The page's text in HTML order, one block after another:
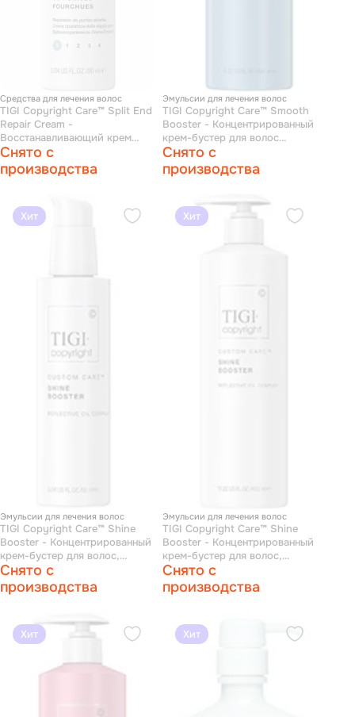
Средства для лечения волос
TIGI Copyright Care™ Split End
Repair Cream -
Восстанавливающий крем
против ломких секущихся
волос 90 мл
Снято с
производства
Эмульсии для лечения волос
TIGI Copyright Care™ Smooth
Booster - Концентрированный
крем-бустер для волос
разглаживающий 450 мл
Снято с
производства
Хит
Эмульсии для лечения волос
TIGI Copyright Care™ Shine
Booster - Концентрированный
крем-бустер для волос,
усиливающий блеск 90 мл
Снято с
производства
Хит
Эмульсии для лечения волос
TIGI Copyright Care™ Shine
Booster - Концентрированный
крем-бустер для волос,
усиливающий блеск 450 мл
Снято с
производства
Хит Хит